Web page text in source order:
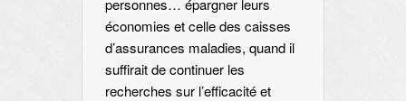
économies et celle des caisses
d’assurances maladies, quand il
suffirait de continuer les
recherches sur l’efficacité et